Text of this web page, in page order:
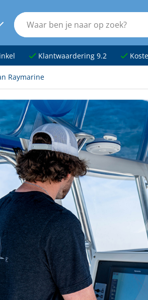
Klantwaardering 9.2
Raymarine